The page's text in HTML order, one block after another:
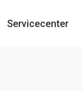
Servicecenter